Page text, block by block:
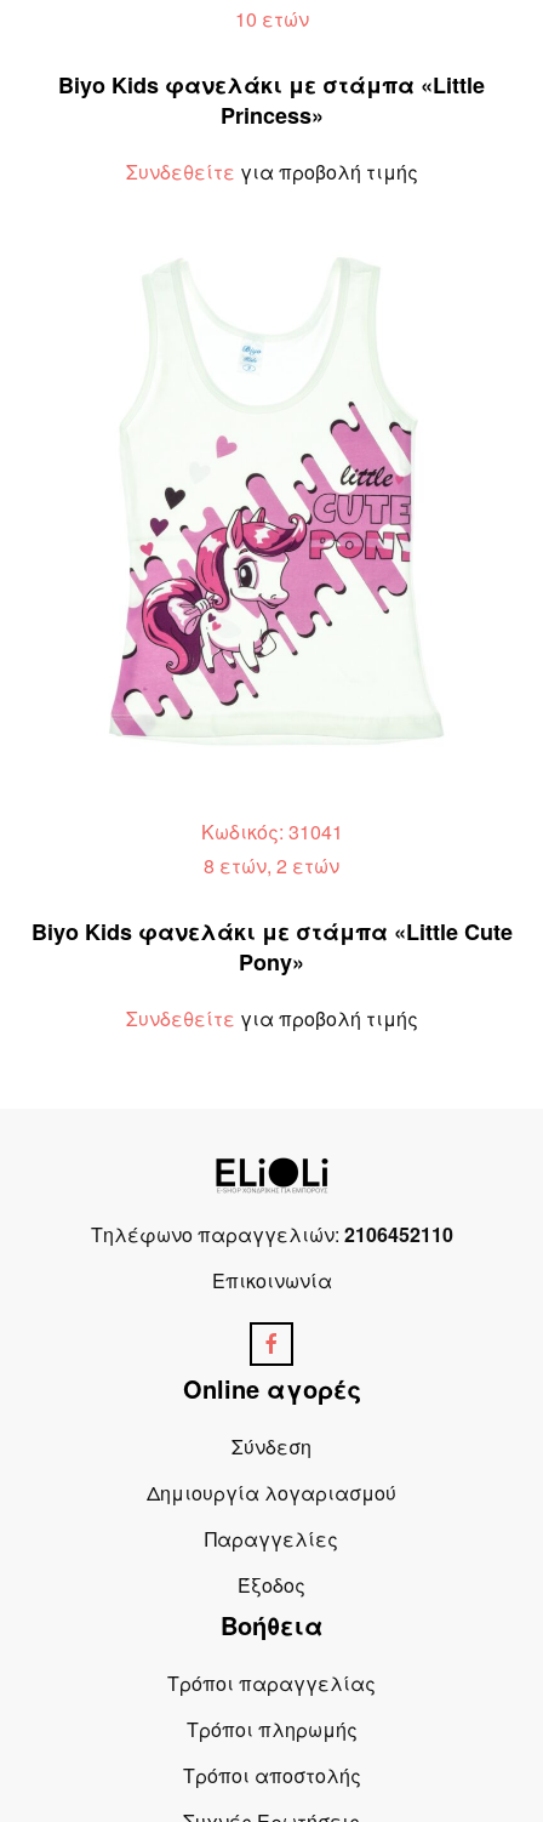
10 ετών
Biyo Kids φανελάκι με στάμπα «Little
Princess»
Συνδεθείτε για προβολή τιμής
Κωδικός: 31041
8 ετών, 2 ετών
Biyo Kids φανελάκι με στάμπα «Little Cute
Pony»
Συνδεθείτε για προβολή τιμής
Τηλέφωνο παραγγελιών: 2106452110
Επικοινωνία
Online αγορές
Σύνδεση
Δημιουργία λογαριασμού
Παραγγελίες
Έξοδος
Βοήθεια
Τρόποι παραγγελίας
Τρόποι πληρωμής
Τρόποι αποστολής